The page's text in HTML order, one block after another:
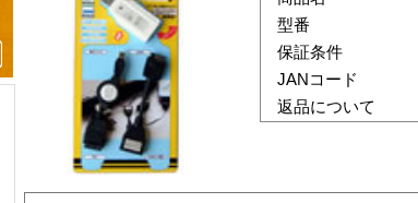
型番
保証条件
JANコード
返品について